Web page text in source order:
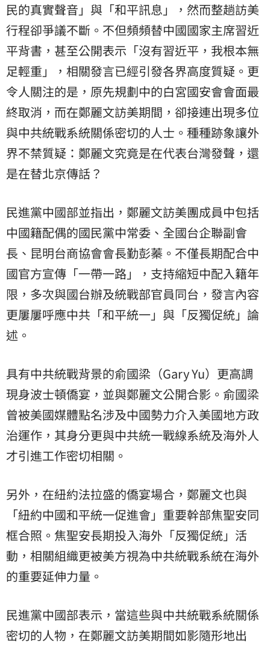
民的真實聲音」與「和平訊息」，然而整趟訪美
行程卻爭議不斷。不但頻頻替中國國家主席習近
平背書，甚至公開表示「沒有習近平，我根本無
足輕重」，相關發言已經引發各界高度質疑。更
令人關注的是，原先規劃中的白宮國安會會面最
終取消，而在鄭麗文訪美期間，卻接連出現多位
與中共統戰系統關係密切的人士。種種跡象讓外
界不禁質疑：鄭麗文究竟是在代表台灣發聲，還
是在替北京傳話？
民進黨中國部並指出，鄭麗文訪美團成員中包括
中國籍配偶的國民黨中常委、全國台企聯副會
長、昆明台商協會會長勤彭蓁。不僅長期配合中
國官方宣傳「一帶一路」，支持縮短中配入籍年
限，多次與國台辦及統戰部官員同台，發言內容
更屢屢呼應中共「和平統一」與「反獨促統」論
述。
具有中共統戰背景的俞國梁（Gary Yu）更高調
現身波士頓僑宴，並與鄭麗文公開合影。俞國梁
曾被美國媒體點名涉及中國勢力介入美國地方政
治運作，其身分更與中共統一戰線系統及海外人
才引進工作密切相關。
另外，在紐約法拉盛的僑宴場合，鄭麗文也與
「紐約中國和平統一促進會」重要幹部焦聖安同
框合照。焦聖安長期投入海外「反獨促統」活
動，相關組織更被美方視為中共統戰系統在海外
的重要延伸力量。
民進黨中國部表示，當這些與中共統戰系統關係
密切的人物，在鄭麗文訪美期間如影隨形地出